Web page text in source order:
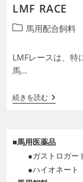
LMF RACE
投
カ
テ
ゴ
ー:
馬用配合飼料
LMFレースは、特
馬…
続きを読むLMF
RACE
■馬用医薬品
●ガストロガー
●ハイオネート